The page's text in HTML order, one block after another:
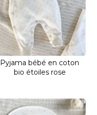
Pyjama bébé en coton
bio étoiles rose